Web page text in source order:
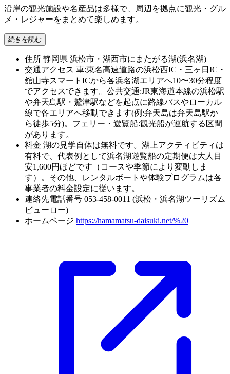
沿岸の観光施設や名産品は多様で、周辺を拠点に観光・グル
メ・レジャーをまとめて楽しめます。
続きを読む
住所 静岡県 浜松市・湖西市にまたがる湖(浜名湖)
交通アクセス 車:東名高速道路の浜松西IC・三ヶ日IC・
舘山寺スマートICから各浜名湖エリアへ10〜30分程度
でアクセスできます。公共交通:JR東海道本線の浜松駅
や弁天島駅・鷲津駅などを起点に路線バスやローカル
線で各エリアへ移動できます(例:弁天島は弁天島駅か
ら徒歩5分)。フェリー・遊覧船:観光船が運航する区間
があります。
料金 湖の見学自体は無料です。湖上アクティビティは
有料で、代表例として浜名湖遊覧船の定期便は大人目
安1,600円ほどです（コースや季節により変動しま
す）。その他、レンタルボートや体験プログラムは各
事業者の料金設定に従います。
連絡先電話番号 053-458-0011 (浜松・浜名湖ツーリズム
ビューロー)
ホームページ https://hamamatsu-daisuki.net/%20